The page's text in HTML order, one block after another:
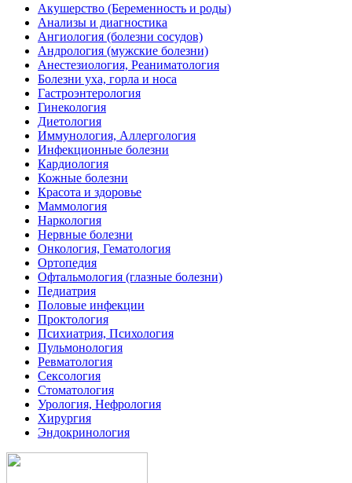
Акушерство (Беременность и роды)
Анализы и диагностика
Ангиология (болезни сосудов)
Андрология (мужские болезни)
Анестезиология, Реаниматология
Болезни уха, горла и носа
Гастроэнтерология
Гинекология
Диетология
Иммунология, Аллергология
Инфекционные болезни
Кардиология
Кожные болезни
Красота и здоровье
Маммология
Наркология
Нервные болезни
Онкология, Гематология
Ортопедия
Офтальмология (глазные болезни)
Педиатрия
Половые инфекции
Проктология
Психиатрия, Психология
Пульмонология
Ревматология
Сексология
Стоматология
Урология, Нефрология
Хирургия
Эндокринология